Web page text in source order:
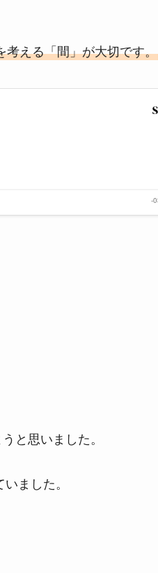
考える「間」が大切です。
と思いました。
ました。